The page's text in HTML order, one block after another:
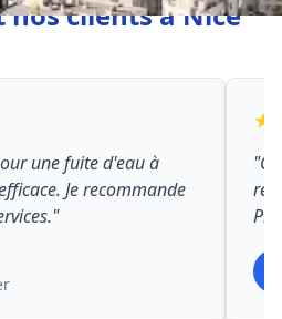
nos clients à Nice
une fuite d'eau à
Je recommande